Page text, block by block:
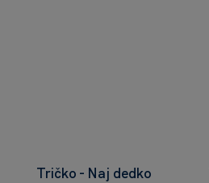
Tričko - Naj dedko